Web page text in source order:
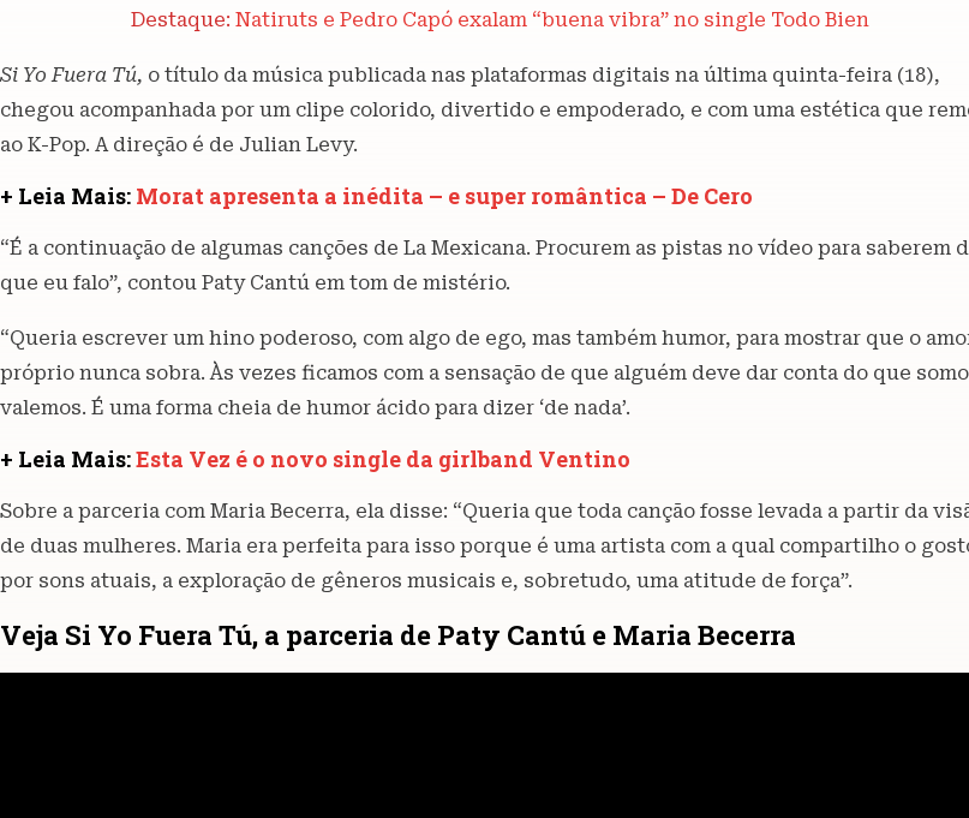
Destaque:Natiruts e Pedro Capó exalam “buena vibra” no single Todo Bien
Si Yo Fuera Tú, o título da música publicada nas plataformas digitais na última quinta-feira (18),
chegou acompanhada por um clipe colorido, divertido e empoderado, e com uma estética que
ao K-Pop. A direção é de Julian Levy.
+ Leia Mais: Morat apresenta a inédita – e super romântica – De Cero
“É a continuação de algumas canções de La Mexicana. Procurem as pistas no vídeo para saberem
que eu falo”, contou Paty Cantú em tom de mistério.
“Queria escrever um hino poderoso, com algo de ego, mas também humor, para mostrar que o
próprio nunca sobra. Às vezes ficamos com a sensação de que alguém deve dar conta do que
valemos. É uma forma cheia de humor ácido para dizer ‘de nada’.
+ Leia Mais:Esta Vez é o novo single da girlband Ventino
Sobre a parceria com Maria Becerra, ela disse: “Queria que toda canção fosse levada a partir da
de duas mulheres. Maria era perfeita para isso porque é uma artista com a qual compartilho o
por sons atuais, a exploração de gêneros musicais e, sobretudo, uma atitude de força”.
Veja Si Yo Fuera Tú, a parceria de Paty Cantú e Maria Becerra